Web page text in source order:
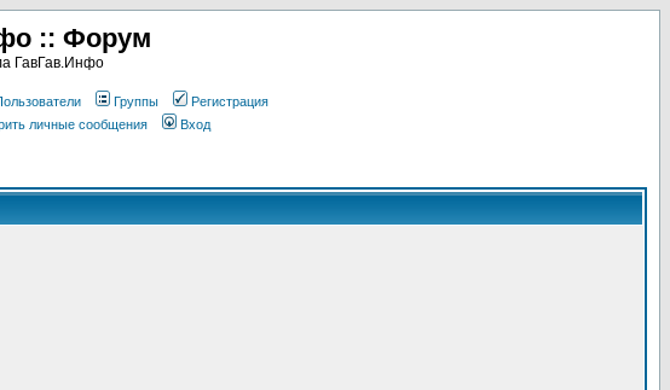
:: Форум
ГавГав.Инфо
Группы
Регистрация
личные сообщения Вход